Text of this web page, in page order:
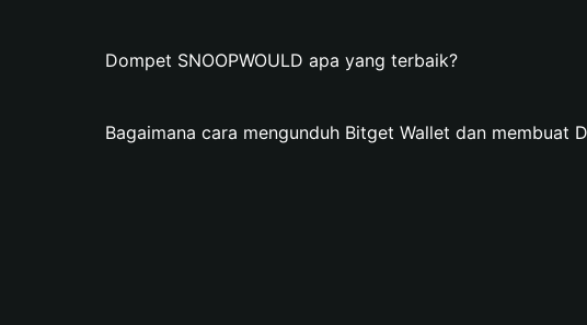
Dompet SNOOPWOULD apa yang terbaik?
Bagaimana cara mengunduh Bitget Wallet dan membuat